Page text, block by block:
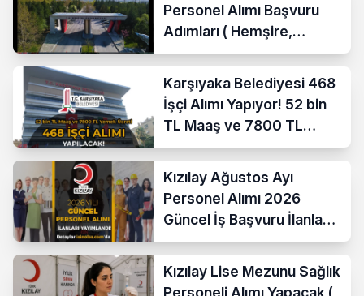
Personel Alımı Başvuru
Adımları ( Hemşire,
Temizlik Personeli )
Karşıyaka Belediyesi 468
İşçi Alımı Yapıyor! 52 bin
TL Maaş ve 7800 TL
Yemek Ücreti
Kızılay Ağustos Ayı
Personel Alımı 2026
Güncel İş Başvuru İlanları
Yayımladı!
Kızılay Lise Mezunu Sağlık
Personeli Alımı Yapacak (